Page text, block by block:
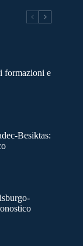
formazioni e
Besiktas: